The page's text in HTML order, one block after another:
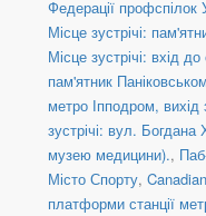
Федерації профспілок
Місце зустрічі:
Місце зустрічі: вхід
пам'ятник
метро Іпподром,
зустрічі: вул.
музею медицини).,
Місто Спорту,
платформи станції